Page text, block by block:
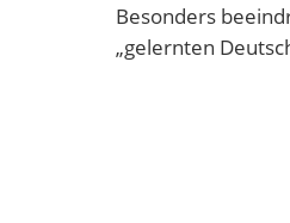
Besonders
„gelernten